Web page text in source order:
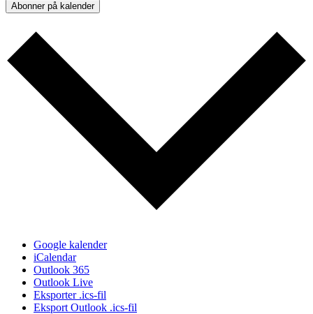
Abonner på kalender
Google kalender
iCalendar
Outlook 365
Outlook Live
Eksporter .ics-fil
Eksport Outlook .ics-fil